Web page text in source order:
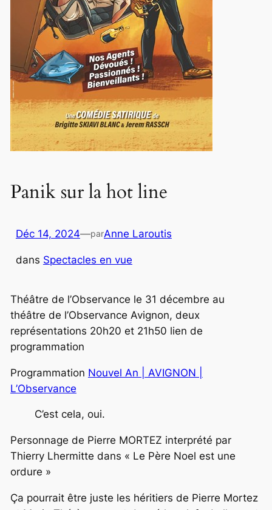
Panik sur la hot line
Déc 14, 2024—parAnne Laroutis
dans Spectacles en vue
Théâtre de l’Observance le 31 décembre au
théâtre de l’Observance Avignon, deux
représentations 20h20 et 21h50 lien de
programmation
Programmation Nouvel An | AVIGNON |
L’Observance
C’est cela, oui.
Personnage de Pierre MORTEZ interprété par
Thierry Lhermitte dans « Le Père Noel est une
ordure »
Ça pourrait être juste les héritiers de Pierre Mortez